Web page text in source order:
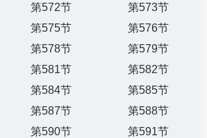
第572节
第573节
第575节
第576节
第578节
第579节
第581节
第582节
第584节
第585节
第587节
第588节
第590节
第591节